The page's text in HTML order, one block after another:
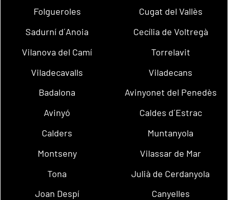
Folgueroles
Cugat del Vallès
Sadurní d´Anoia
Cecília de Voltregà
Vilanova del Camí
Torrelavit
Viladecavalls
Viladecans
Badalona
Avinyonet del Penedès
Avinyó
Caldes d´Estrac
Calders
Muntanyola
Montseny
Vilassar de Mar
Tona
Julià de Cerdanyola
Joan Despí
Canyelles